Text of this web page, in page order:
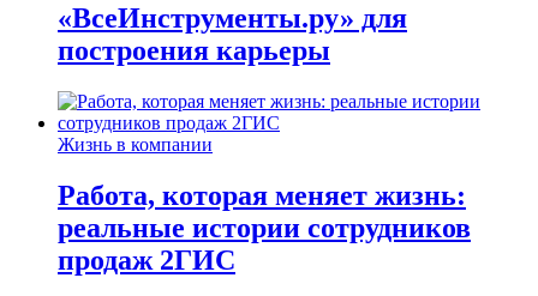
«ВсеИнструменты.ру» для
построения карьеры
Жизнь в компании
Работа, которая меняет жизнь:
реальные истории сотрудников
продаж 2ГИС